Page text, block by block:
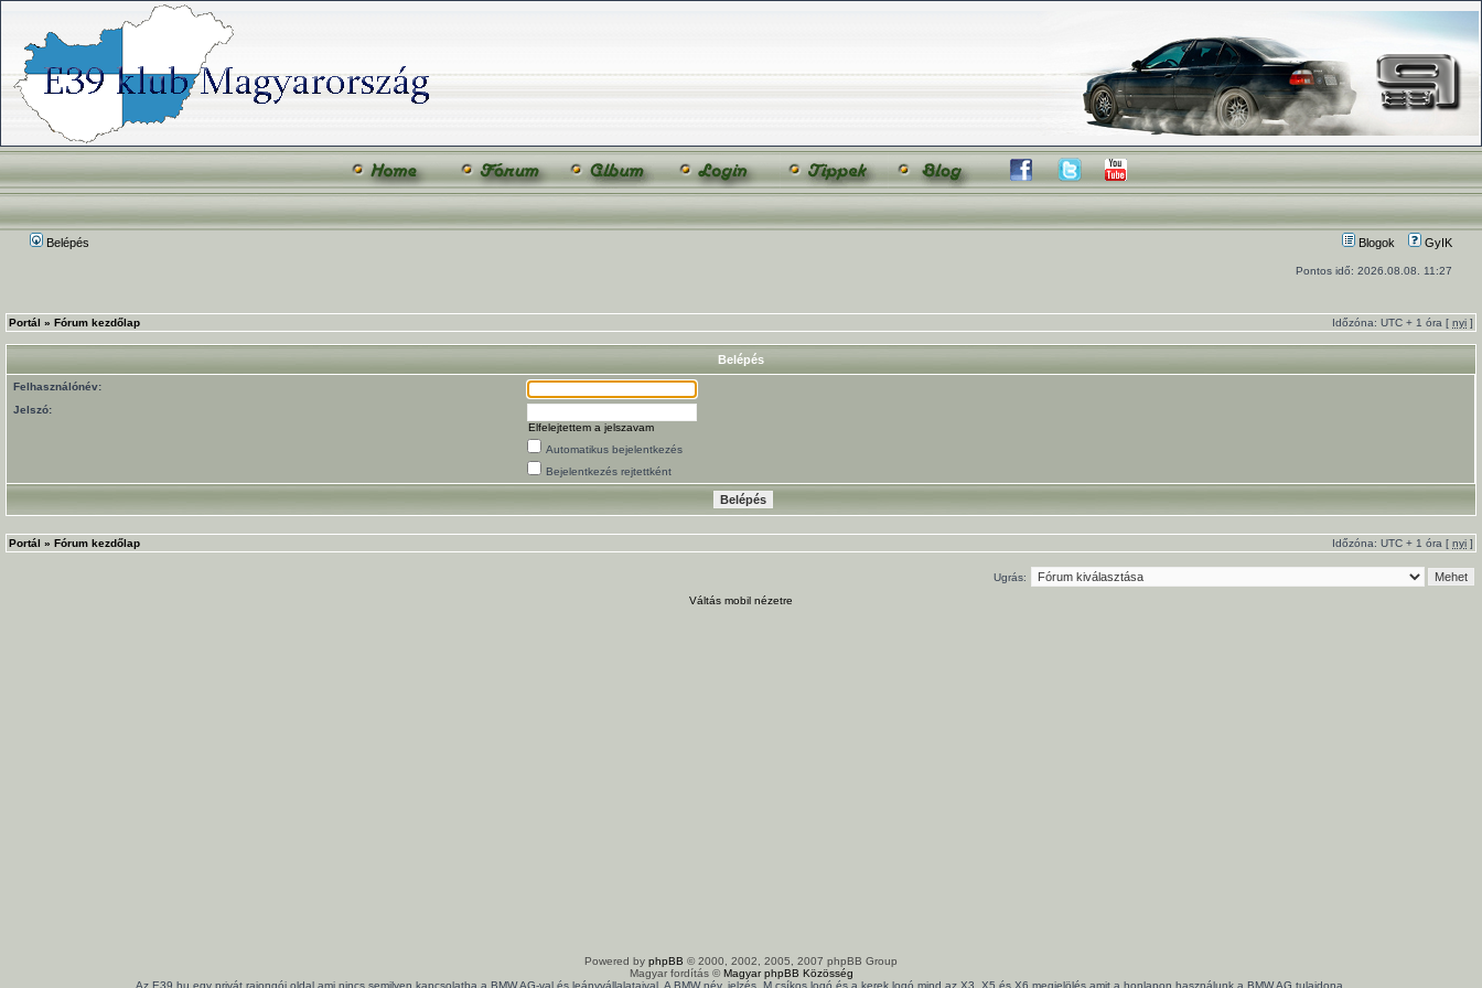
Belépés Blogok GyIK
Pontos idő: 2026.08.08. 11:27
Portál » Fórum kezdőlap Időzóna: UTC + 1 óra [ nyi ]
Belépés
Felhasználónév:
Jelszó:
Elfelejtettem a jelszavam
Automatikus bejelentkezés
Bejelentkezés rejtettként
Portál » Fórum kezdőlap Időzóna: UTC + 1 óra [ nyi ]
Ugrás:
Váltás mobil nézetre
Powered by phpBB © 2000, 2002, 2005, 2007 phpBB Group
Magyar fordítás ©Magyar phpBB Közösség
Az E39.hu egy privát rajongói oldal ami nincs semilyen kapcsolatba a BMW AG-val és leányvállalataival. A BMW név, jelzés, M csíkos logó és a kerek logó mind az X3, X5 és X6 megjelölés amit a honlapon használunk a BMW AG tulajdona.